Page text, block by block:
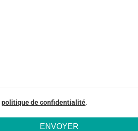
politique de confidentialité.